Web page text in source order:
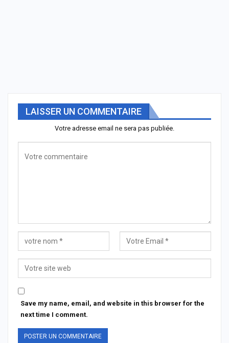
LAISSER UN COMMENTAIRE
Votre adresse email ne sera pas publiée.
Save my name, email, and website in this browser for the
next time I comment.